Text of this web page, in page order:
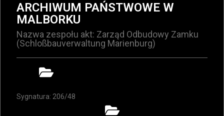
ARCHIWUM PAŃSTWOWE W
MALBORKU
Nazwa zespołu akt: Zarząd Odbudowy Zamku
(Schloßbauverwaltung Marienburg)
Sygnatura: 206/48